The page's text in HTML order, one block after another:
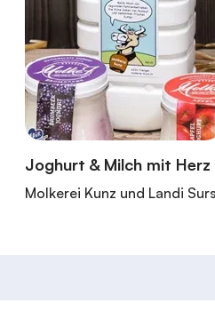
Joghurt & Milch mit Herz
Molkerei Kunz und Landi